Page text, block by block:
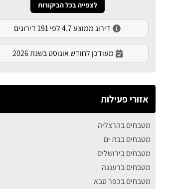
לצפייה בכל הביקורות
דירוג ממוצע 4.7 לפי 191 דירוגים
מעודכן לחודש אוגוסט בשנת 2026
אזורי פעילות
מטבחים בהרצליה
מטבחים בבת ים
מטבחים בירושלים
מטבחים ברעננה
מטבחים בכפר סבא